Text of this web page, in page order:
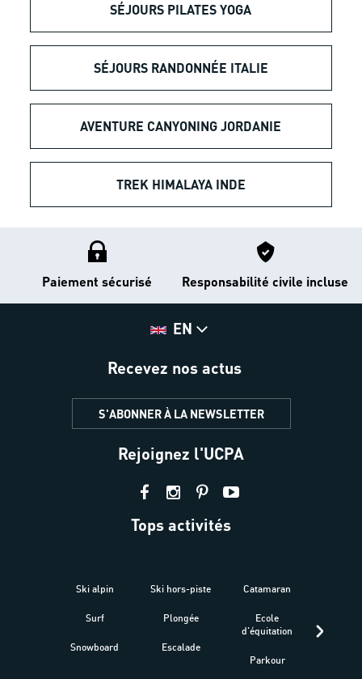
SÉJOURS PILATES YOGA
SÉJOURS RANDONNÉE ITALIE
AVENTURE CANYONING JORDANIE
TREK HIMALAYA INDE
Paiement sécurisé Responsabilité civile incluse
EN
Recevez nos actus
S'ABONNER À LA NEWSLETTER
Rejoignez l'UCPA
Tops activités
Ski alpin
Surf
Snowboard
Ski hors-piste
Plongée
Escalade
Catamaran
Ecole
d'équitation
Parkour